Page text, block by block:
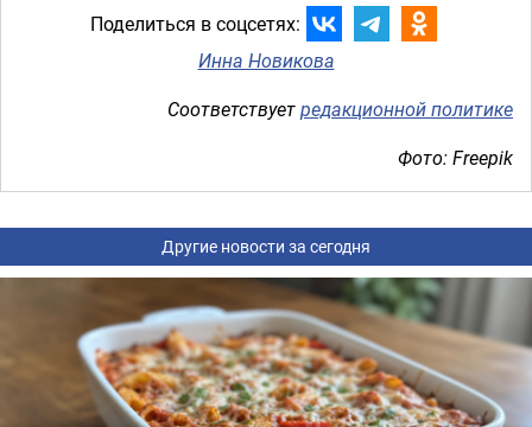
Поделиться в соцсетях:
Инна Новикова
Соответствуетредакционной политике
Фото: Freepik
Другие новости за сегодня